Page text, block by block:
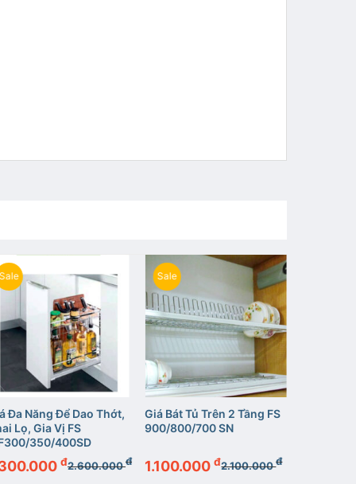
Sale
Đa Năng Để Dao Thớt,
Lọ, Gia Vị FS
350/400SD
2.600.000đ
đ
Sale
+
Giá Bát Tủ Trên 2 Tầng FS
900/800/700 SN
2.100.000đ
1.100.000đ